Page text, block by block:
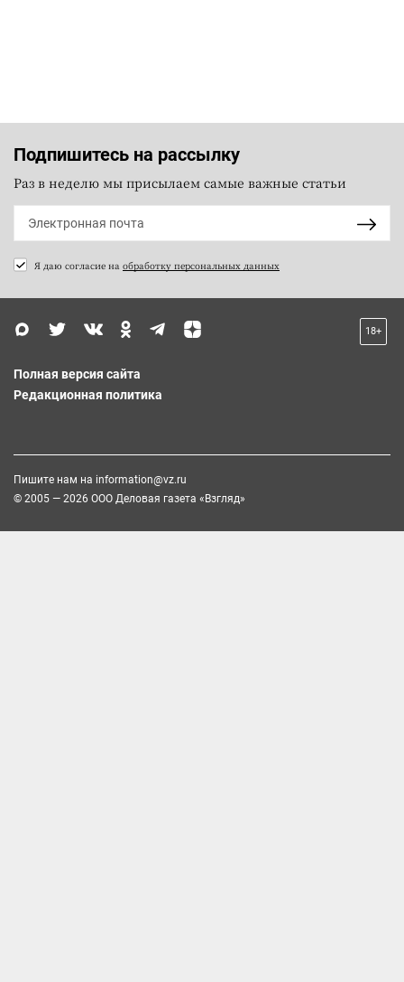
Подпишитесь на рассылку
Раз в неделю мы присылаем самые важные статьи
Я даю согласие на обработку персональных данных
18+
Полная версия сайта
Редакционная политика
Пишите нам на information@vz.ru
© 2005 — 2026 ООО Деловая газета «Взгляд»